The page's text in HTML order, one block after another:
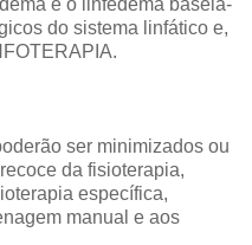
e o linfedema baseia-
do sistema linfático e,
ser minimizados ou
da fisioterapia,
específica,
manual e aos